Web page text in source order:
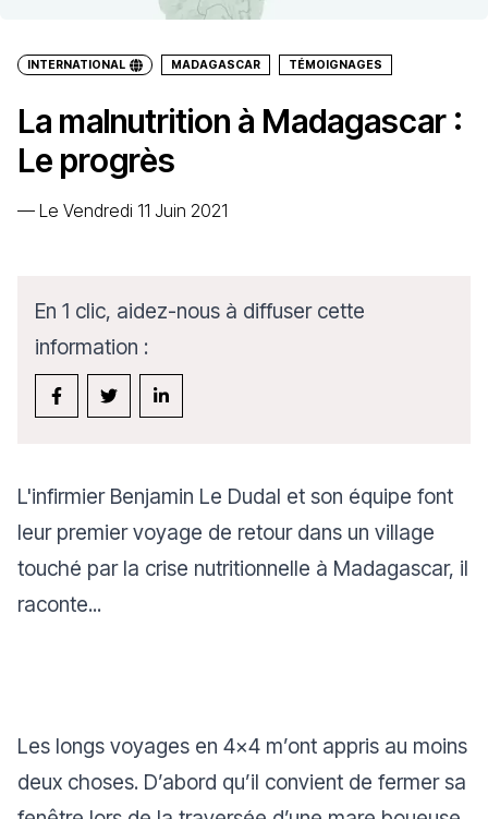
INTERNATIONAL MADAGASCAR TÉMOIGNAGES
La malnutrition à Madagascar :
Le progrès
— Le Vendredi 11 Juin 2021
En 1 clic, aidez-nous à diffuser cette
information :
L'infirmier Benjamin Le Dudal et son équipe font
leur premier voyage de retour dans un village
touché par la crise nutritionnelle à Madagascar, il
raconte...
Les longs voyages en 4x4 m’ont appris au moins
deux choses. D’abord qu’il convient de fermer sa